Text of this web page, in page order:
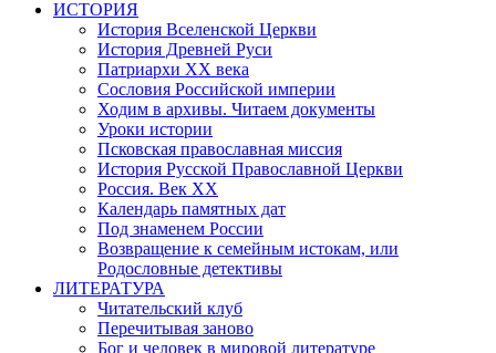
ИСТОРИЯ
История Вселенской Церкви
История Древней Руси
Патриархи XX века
Сословия Российской империи
Ходим в архивы. Читаем документы
Уроки истории
Псковская православная миссия
История Русской Православной Церкви
Россия. Век ХХ
Календарь памятных дат
Под знаменем России
Возвращение к семейным истокам, или
Родословные детективы
ЛИТЕРАТУРА
Читательский клуб
Перечитывая заново
Бог и человек в мировой литературе